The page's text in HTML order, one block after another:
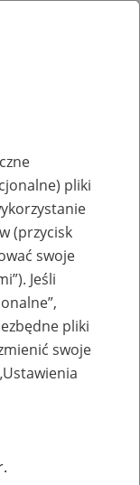
konta PUE
pliki
(przycisk
swoje
Jeśli
pliki
swoje